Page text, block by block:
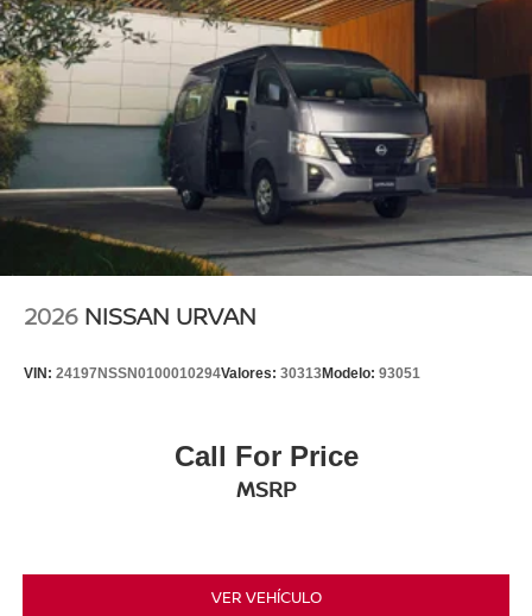
2026 NISSAN URVAN
VIN: 24197NSSN0100010294Valores: 30313Modelo: 93051
Call For Price
MSRP
VER VEHÍCULO